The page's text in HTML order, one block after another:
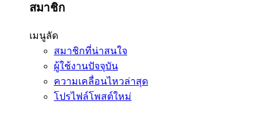
สมาชิก
เมนูลัด
สมาชิกที่น่าสนใจ
ผู้ใช้งานปัจจุบัน
ความเคลื่อนไหวล่าสุด
โปรไฟล์โพสต์ใหม่